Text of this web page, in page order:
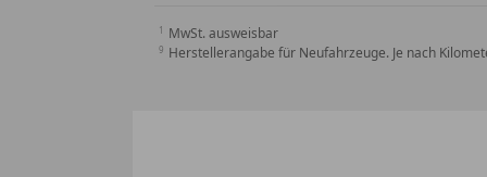
MwSt. ausweisbar
Herstellerangabe für Neufahrzeuge. Je nach